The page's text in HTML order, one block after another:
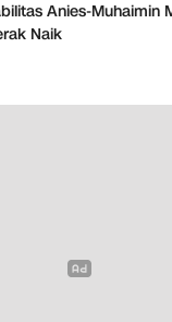
Anies-Muhaimin
Naik